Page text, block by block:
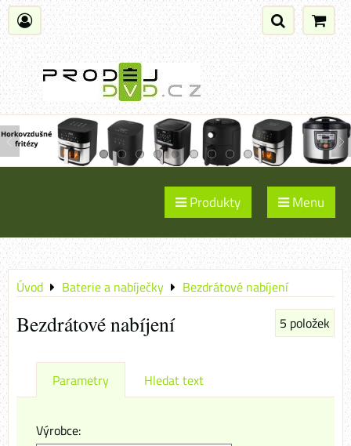
Produkty Menu
Úvod Baterie a nabíječky Bezdrátové nabíjení
Bezdrátové nabíjení 5 položek
Parametry Hledat text
Výrobce: